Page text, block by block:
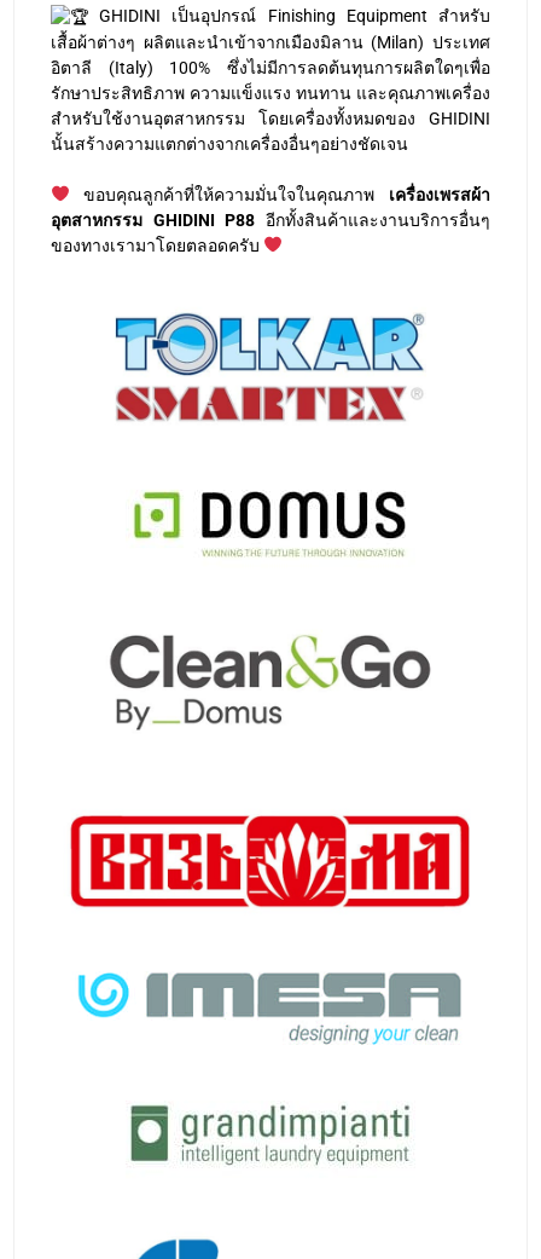
GHIDINI เป็นอุปกรณ์ Finishing Equipment สำหรับ
เสื้อผ้าต่างๆ ผลิตและนำเข้าจากเมืองมิลาน (Milan) ประเทศ
อิตาลี (Italy) 100% ซึ่งไม่มีการลดต้นทุนการผลิตใดๆเพื่อ
รักษาประสิทธิภาพ ความแข็งแรง ทนทาน และคุณภาพเครื่อง
สำหรับใช้งานอุตสาหกรรม โดยเครื่องทั้งหมดของ GHIDINI
นั้นสร้างความแตกต่างจากเครื่องอื่นๆอย่างชัดเจน
ขอบคุณลูกค้าที่ให้ความมั่นใจในคุณภาพ เครื่องเพรสผ้า
อุตสาหกรรม GHIDINI P88 อีกทั้งสินค้าและงานบริการอื่นๆ
ของทางเรามาโดยตลอดครับ